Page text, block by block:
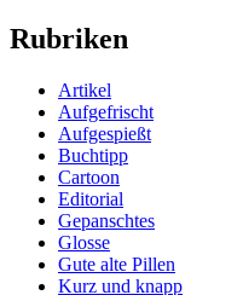
Rubriken
Artikel
Aufgefrischt
Aufgespießt
Buchtipp
Cartoon
Editorial
Gepanschtes
Glosse
Gute alte Pillen
Kurz und knapp